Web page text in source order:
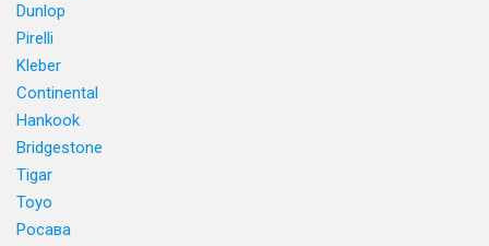
Dunlop
Pirelli
Kleber
Continental
Hankook
Bridgestone
Tigar
Toyo
Росава